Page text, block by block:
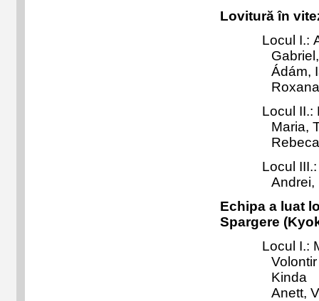
Lovitură în
Locul I.:
Ádám,
Roxana
Locul II.:
Maria,
Locul III.:
Andrei,
Echipa a luat
Spargere
Locul I.:
Anett,